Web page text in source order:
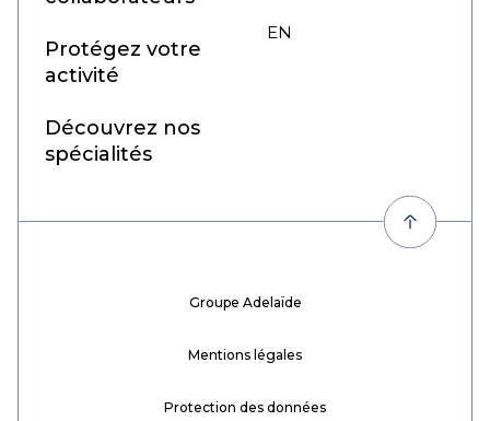
Protégez votre
activité
Découvrez nos
spécialités
FR
EN
Groupe Adelaïde
Mentions légales
Protection des données